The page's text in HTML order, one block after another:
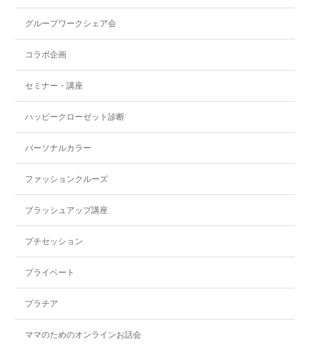
グループワークシェア会
コラボ企画
セミナー・講座
ハッピークローゼット診断
パーソナルカラー
ファッションクルーズ
ブラッシュアップ講座
プチセッション
プライベート
プラチア
ママのためのオンラインお話会